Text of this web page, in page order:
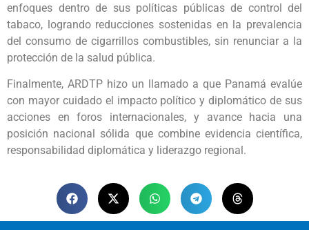
enfoques dentro de sus políticas públicas de control del
tabaco, logrando reducciones sostenidas en la prevalencia
del consumo de cigarrillos combustibles, sin renunciar a la
protección de la salud pública.
Finalmente, ARDTP hizo un llamado a que Panamá evalúe
con mayor cuidado el impacto político y diplomático de sus
acciones en foros internacionales, y avance hacia una
posición nacional sólida que combine evidencia científica,
responsabilidad diplomática y liderazgo regional.